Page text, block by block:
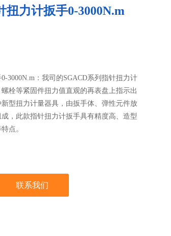
扭力计扳手0-3000N.m
3000N.m：我司的SGACD系列指针扭力计
栓等紧固件扭力值直观的再表盘上指示出
型扭力计量器具，由扳手体、弹性元件放
，此款指针扭力计扳手具有精度高、造型
点。
联系我们